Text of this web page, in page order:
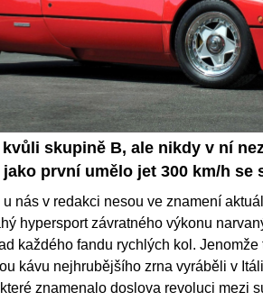
skupině B, ale nikdy v ní
první umělo jet 300 km/h
nás v redakci nesou ve znamení
hypersport závratného výkonu
každého fandu rychlých kol.
kávu nejhrubějšího zrna vyráběli v
znamenalo doslova revoluci mezi